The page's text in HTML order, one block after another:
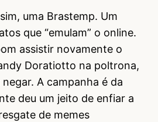
uma Brastemp. Um
que “emulam” o online.
assistir novamente o
Doratiotto na poltrona,
A campanha é da
deu um jeito de enfiar a
de memes